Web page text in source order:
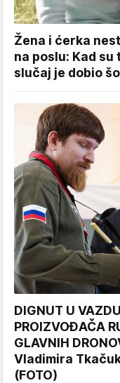
Žena i ćerka
na poslu: Kad
slučaj je dobio
DIGNUT U
PROIZVOĐAČA
GLAVNIH
Vladimira
(FOTO)